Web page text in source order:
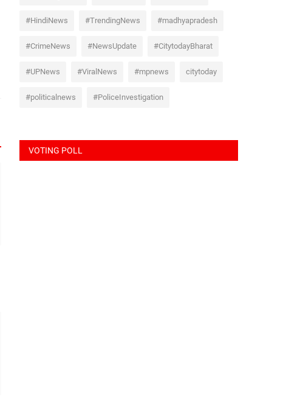
#HindiNews #TrendingNews #madhyapradesh
#CrimeNews #NewsUpdate #CitytodayBharat
#UPNews #ViralNews #mpnews citytoday
#politicalnews #PoliceInvestigation
VOTING POLL